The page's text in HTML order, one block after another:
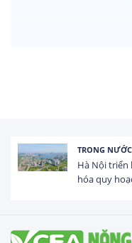
HOẠT ĐỘNG
Tổng vốn
USD trong 5